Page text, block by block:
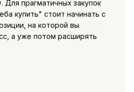
Для прагматичных закупок
купить" стоит начинать с
на которой вы
а уже потом расширять